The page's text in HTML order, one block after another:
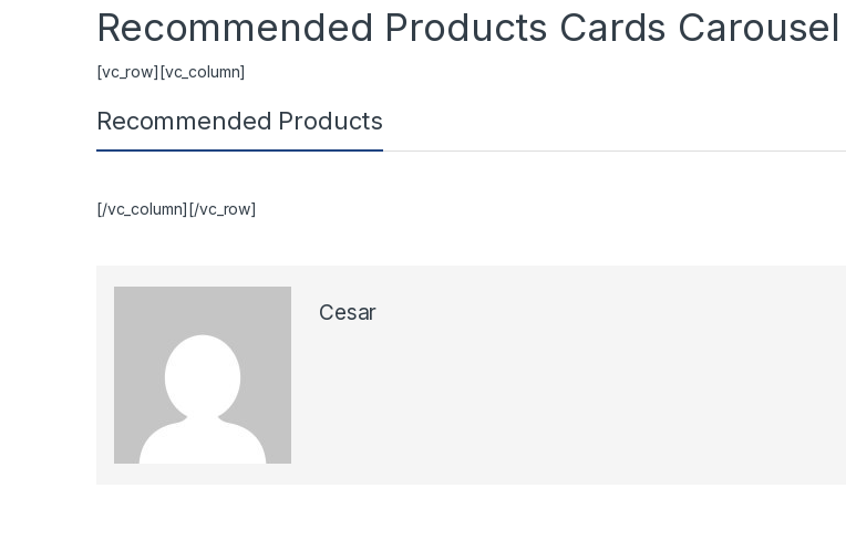
Recommended Products Cards Carousel
[vc_row][vc_column]
Recommended Products
[/vc_column][/vc_row]
Cesar